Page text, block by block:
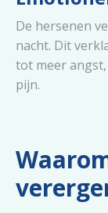
De hersenen
nacht. Dit
tot meer
pijn.